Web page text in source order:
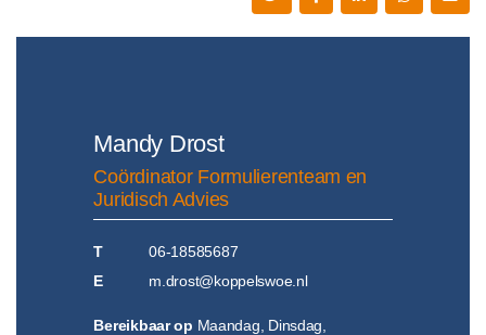
Mandy Drost
Coördinator Formulierenteam en
Juridisch Advies
T
06-18585687
E
m.drost@koppelswoe.nl
Bereikbaar op Maandag, Dinsdag,